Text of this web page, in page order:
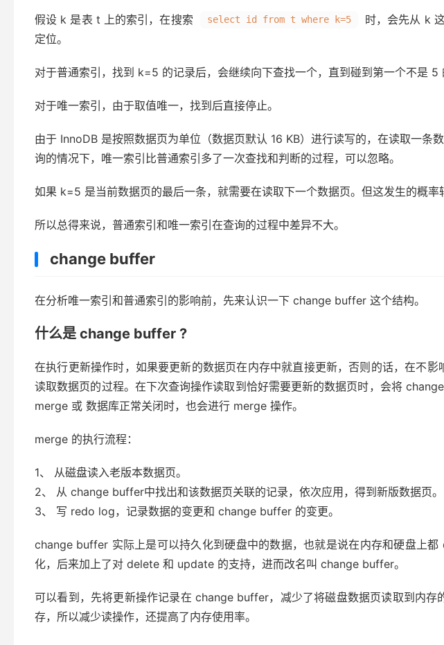
假设 k 是表 t 上的索引，在搜索 select id from t where k=5
时，会先从 k
定位。
对于普通索引，找到 k=5 的记录后，会继续向下查找一个，直到碰到第一个不是 5
对于唯一索引，由于取值唯一，找到后直接停止。
由于 InnoDB 是按照数据页为单位（数据页默认 16 KB）进行读写的，在读取一条数
询的情况下，唯一索引比普通索引多了一次查找和判断的过程，可以忽略。
如果 k=5 是当前数据页的最后一条，就需要在读取下一个数据页。但这发生的概率
所以总得来说，普通索引和唯一索引在查询的过程中差异不大。
change buffer
在分析唯一索引和普通索引的影响前，先来认识一下 change buffer 这个结构。
什么是 change buffer ?
在执行更新操作时，如果要更新的数据页在内存中就直接更新，否则的话，在不
读取数据页的过程。在下次查询操作读取到恰好需要更新的数据页时，会将
merge 或 数据库正常关闭时，也会进行 merge 操作。
merge 的执行流程：
1、 从磁盘读入老版本数据页。
2、 从 change buffer中找出和该数据页关联的记录，依次应用，得到新版数据页。
3、 写 redo log，记录数据的变更和 change buffer 的变更。
change buffer 实际上是可以持久化到硬盘中的数据，也就是说在内存和硬盘
化，后来加上了对 delete 和 update 的支持，进而改名叫 change buffer。
可以看到，先将更新操作记录在 change buffer，减少了将磁盘数据页读取到内
存，所以减少读操作，还提高了内存使用率。